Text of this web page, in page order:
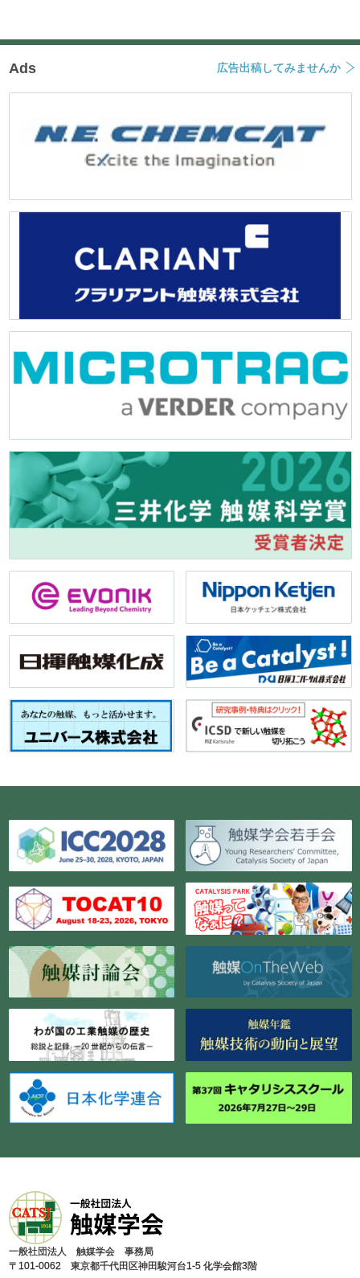
Ads 広告出稿してみませんか
⼀般社団法⼈ 触媒学会 事務局
〒101-0062 東京都千代⽥区神⽥駿河台1-5 化学会館3階